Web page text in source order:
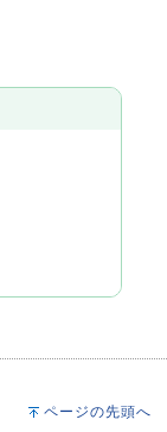
ページの先頭へ